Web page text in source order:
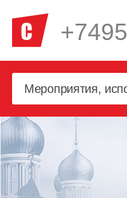
+7495